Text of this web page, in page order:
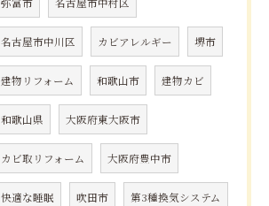
弥富市 名古屋市中村区
名古屋市中川区 カビアレルギー 堺市
建物リフォーム 和歌山市 建物カビ
和歌山県 大阪府東大阪市
カビ取リフォーム 大阪府豊中市
快適な睡眠 吹田市 第3種換気システム